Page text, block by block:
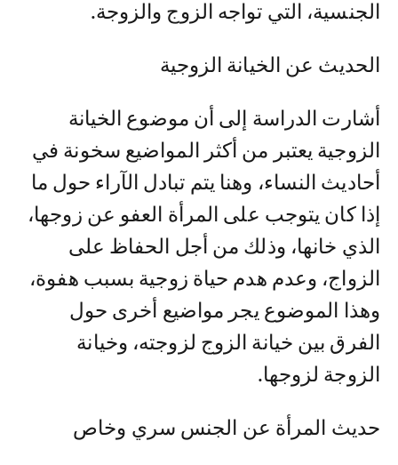
الجنسية، التي تواجه الزوج والزوجة.
الحديث عن الخيانة الزوجية
أشارت الدراسة إلى أن موضوع الخيانة
الزوجية يعتبر من أكثر المواضيع سخونة في
أحاديث النساء، وهنا يتم تبادل الآراء حول ما
إذا كان يتوجب على المرأة العفو عن زوجها،
الذي خانها، وذلك من أجل الحفاظ على
الزواج، وعدم هدم حياة زوجية بسبب هفوة،
وهذا الموضوع يجر مواضيع أخرى حول
الفرق بين خيانة الزوج لزوجته، وخيانة
الزوجة لزوجها.
حديث المرأة عن الجنس سري وخاص